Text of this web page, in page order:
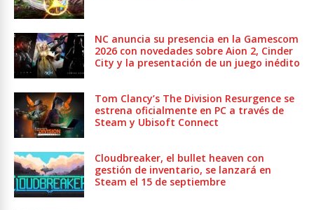
NC anuncia su presencia en la Gamescom
2026 con novedades sobre Aion 2, Cinder
City y la presentación de un juego inédito
Tom Clancy’s The Division Resurgence se
estrena oficialmente en PC a través de
Steam y Ubisoft Connect
Cloudbreaker, el bullet heaven con
gestión de inventario, se lanzará en
Steam el 15 de septiembre